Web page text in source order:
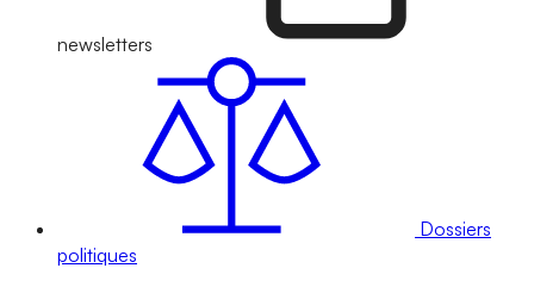
newsletters
Dossiers
politiques